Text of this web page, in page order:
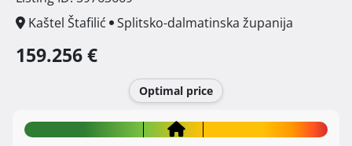
Kaštel Štafilić
Splitsko-dalmatinska županija
159.256 €
Optimal price